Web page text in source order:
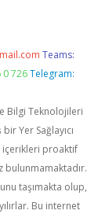
Teams:
0 726 Telegram:
Bilgi Teknolojileri
Yer Sağlayıcı
içerikleri proaktif
bulunmamaktadır.
taşımakta olup,
Bu internet